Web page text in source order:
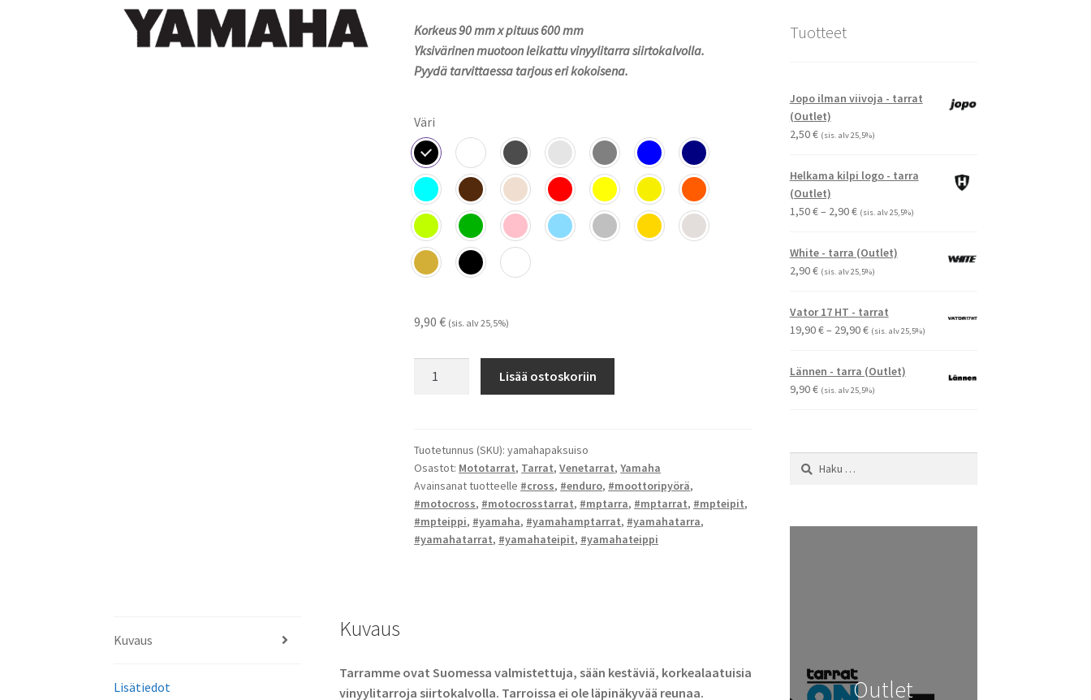
-
14,90 €
Korkeus 90 mm x pituus 600 mm
Yksivärinen muotoon leikattu vinyylitarra siirtokalvolla.
Pyydä tarvittaessa tarjous eri kokoisena.
Väri
9,90€ (sis. alv 25,5%)
Lisää ostoskoriin
Tuotetunnus (SKU):yamahapaksuiso
Osastot: Mototarrat, Tarrat,Venetarrat,Yamaha
Avainsanat tuotteelle #cross, #enduro, #moottoripyörä,
#motocross, #motocrosstarrat, #mptarra, #mptarrat, #mpteipit,
#mpteippi, #yamaha, #yamahamptarrat, #yamahatarra,
#yamahatarrat, #yamahateipit, #yamahateippi
Kuvaus
Lisätiedot
Kuvaus
Tarramme ovat Suomessa valmistettuja, sään kestäviä, korkealaatuisia
vinyylitarroja siirtokalvolla. Tarroissa ei ole läpinäkyvää reunaa.
Tuotteet
Jopo ilman viivoja - tarrat
(Outlet)
2,50€ (sis. alv 25,5%)
Helkama kilpi logo - tarra
(Outlet)
1,50€– 2,90€Hintaluokka:
-
(sis. alv 25,5%)
White - tarra (Outlet)
2,90€ (sis. alv 25,5%)
Vator 17 HT - tarrat
19,90€– 29,90€Hintaluokka:
-
(sis. alv 25,5%)
Lännen - tarra (Outlet)
9,90€ (sis. alv 25,5%)
Haku:
Outlet